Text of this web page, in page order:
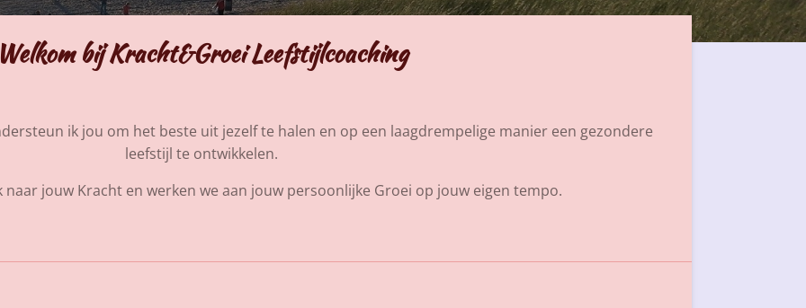
Welkom bij Kracht&Groei Leefstijlcoaching
ik jou om het beste uit jezelf te halen en op een laagdrempelige manier een gezondere
leefstijl te ontwikkelen.
naar jouw Kracht en werken we aan jouw persoonlijke Groei op jouw eigen tempo.